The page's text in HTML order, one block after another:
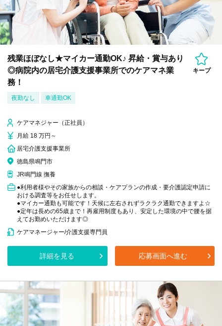
残業ほぼなし★マイカー通勤OK♪ 昇給・賞与あり
◎病院内の居宅介護支援事業所でのケアマネ業
務！
キープ
夜勤なし 車通勤OK
ケアマネジャー（正社員）
月給 18 万円～
居宅介護支援事業所
徳島県鳴門市
JR鳴門線 撫養
●利用者様やその家族からの相談・ケアプランの作成・要介護認定申請に
おける調査等をお任せします。
●マイカー通勤も可能です！天候に左右されずラクラク通勤できますよ☆
●定年は長めの65歳まで！再雇用制度もあり、安定した環境の中で腰を据
えてお勤めいただけます◎
ケアマネージャー/介護支援専門員
詳細を見る 応募画面へ進む